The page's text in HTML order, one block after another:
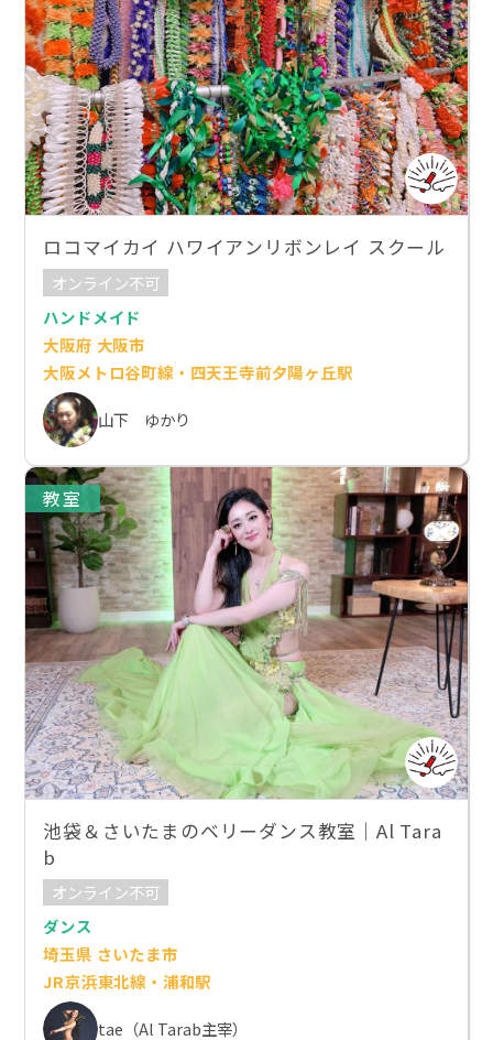
ロコマイカイ ハワイアンリボンレイ スクール
オンライン不可
ハンドメイド
大阪府 大阪市
大阪メトロ谷町線・四天王寺前夕陽ヶ丘駅
山下 ゆかり
教室
池袋＆さいたまのベリーダンス教室｜Al Tara
b
オンライン不可
ダンス
埼玉県 さいたま市
JR京浜東北線・浦和駅
tae（Al Tarab主宰）